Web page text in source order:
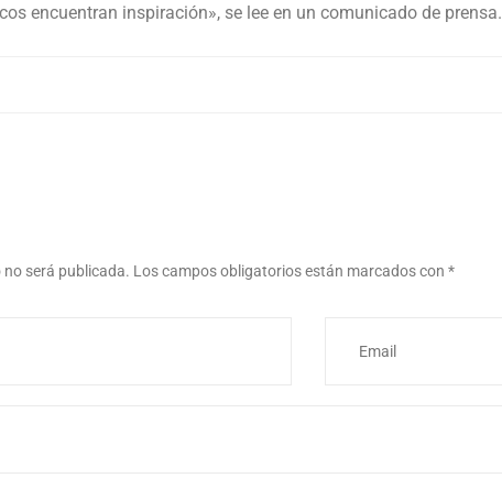
encuentran inspiración», se lee en un comunicado de prensa.
será publicada. Los campos obligatorios están marcados con *